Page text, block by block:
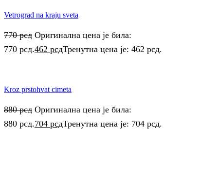
Vetrograd na kraju sveta
770рсд Оригинална цена је била:
770 рсд.462 рсдТренутна цена је: 462 рсд.
Kroz prstohvat cimeta
880рсд Оригинална цена је била:
880 рсд.704 рсдТренутна цена је: 704 рсд.